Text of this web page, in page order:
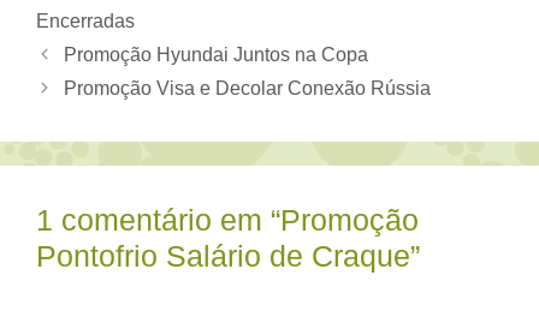
Encerradas
Promoção Hyundai Juntos na Copa
Promoção Visa e Decolar Conexão Rússia
1 comentário em “Promoção
Pontofrio Salário de Craque”